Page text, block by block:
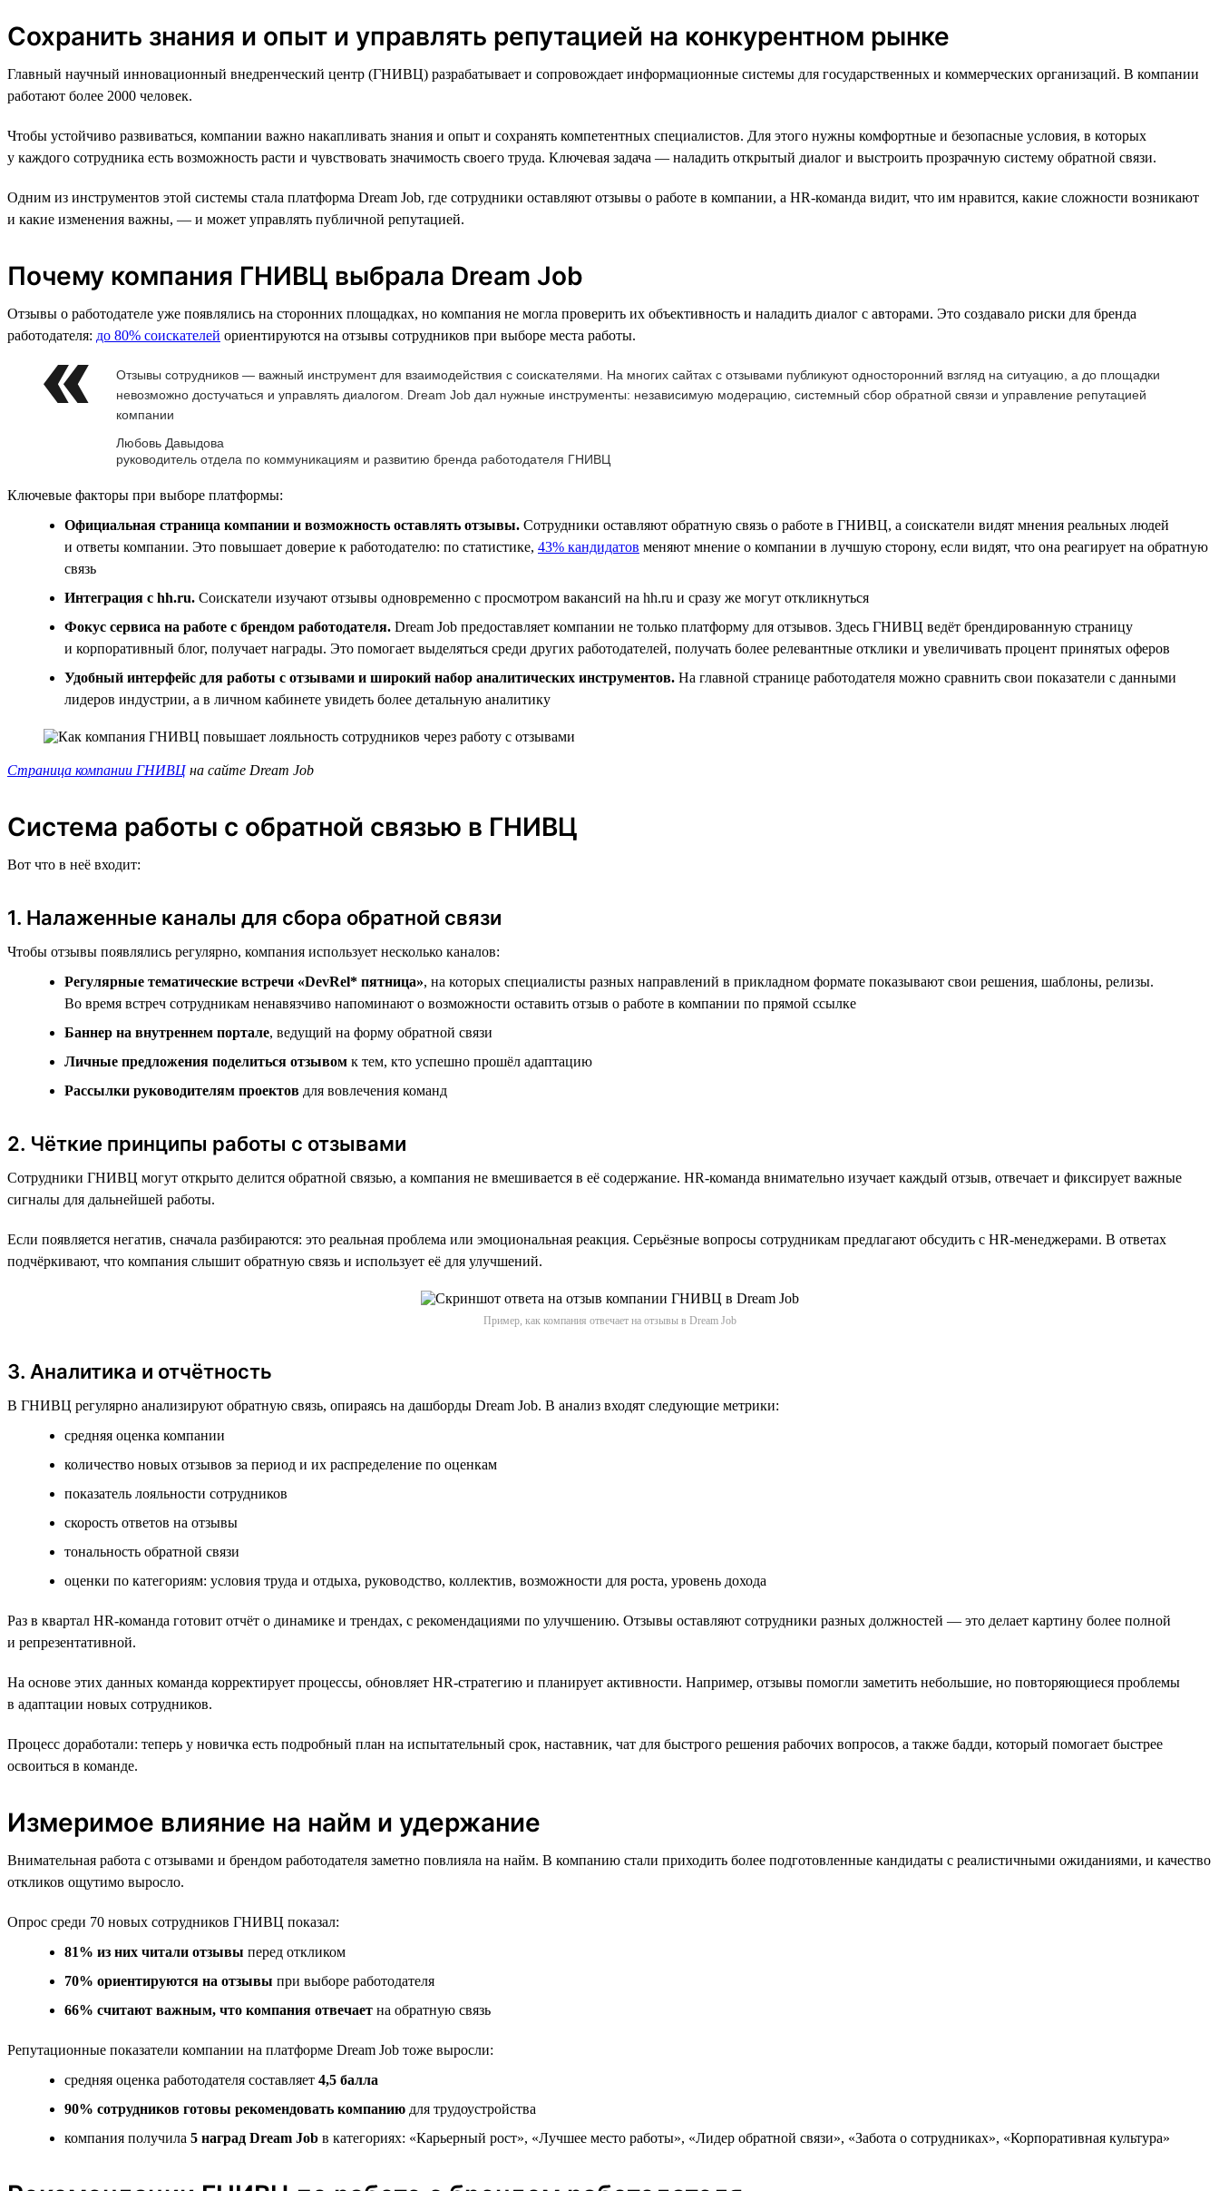
Сохранить знания и опыт и управлять репутацией на конкурентном рынке
Главный научный инновационный внедренческий центр (ГНИВЦ) разрабатывает и сопровождает информационные системы для государственных и коммерческих организаций. В компании
работают более 2000 человек.
Чтобы устойчиво развиваться, компании важно накапливать знания и опыт и сохранять компетентных специалистов. Для этого нужны комфортные и безопасные условия, в которых
у каждого сотрудника есть возможность расти и чувствовать значимость своего труда. Ключевая задача — наладить открытый диалог и выстроить прозрачную систему обратной связи.
Одним из инструментов этой системы стала платформа Dream Job, где сотрудники оставляют отзывы о работе в компании, а HR-команда видит, что им нравится, какие сложности возникают
и какие изменения важны, — и может управлять публичной репутацией.
Почему компания ГНИВЦ выбрала Dream Job
Отзывы о работодателе уже появлялись на сторонних площадках, но компания не могла проверить их объективность и наладить диалог с авторами. Это создавало риски для бренда
работодателя: до 80% соискателей ориентируются на отзывы сотрудников при выборе места работы.
Отзывы сотрудников — важный инструмент для взаимодействия с соискателями. На многих сайтах с отзывами публикуют односторонний взгляд на ситуацию, а до площадки
невозможно достучаться и управлять диалогом. Dream Job дал нужные инструменты: независимую модерацию, системный сбор обратной связи и управление репутацией
компании
Любовь Давыдова
руководитель отдела по коммуникациям и развитию бренда работодателя ГНИВЦ
Ключевые факторы при выборе платформы:
Официальная страница компании и возможность оставлять отзывы. Сотрудники оставляют обратную связь о работе в ГНИВЦ, а соискатели видят мнения реальных людей
и ответы компании. Это повышает доверие к работодателю: по статистике, 43% кандидатов меняют мнение о компании в лучшую сторону, если видят, что она реагирует на обратную
связь
Интеграция с hh.ru. Соискатели изучают отзывы одновременно с просмотром вакансий на hh.ru и сразу же могут откликнуться
Фокус сервиса на работе с брендом работодателя. Dream Job предоставляет компании не только платформу для отзывов. Здесь ГНИВЦ ведёт брендированную страницу
и корпоративный блог, получает награды. Это помогает выделяться среди других работодателей, получать более релевантные отклики и увеличивать процент принятых оферов
Удобный интерфейс для работы с отзывами и широкий набор аналитических инструментов. На главной странице работодателя можно сравнить свои показатели с данными
лидеров индустрии, а в личном кабинете увидеть более детальную аналитику
Страница компании ГНИВЦна сайте Dream Job
Система работы с обратной связью в ГНИВЦ
Вот что в неё входит:
1. Налаженные каналы для сбора обратной связи
Чтобы отзывы появлялись регулярно, компания использует несколько каналов:
Регулярные тематические встречи «DevRel* пятница», на которых специалисты разных направлений в прикладном формате показывают свои решения, шаблоны, релизы.
Во время встреч сотрудникам ненавязчиво напоминают о возможности оставить отзыв о работе в компании по прямой ссылке
Баннер на внутреннем портале, ведущий на форму обратной связи
Личные предложения поделиться отзывом к тем, кто успешно прошёл адаптацию
Рассылки руководителям проектов для вовлечения команд
2. Чёткие принципы работы с отзывами
Сотрудники ГНИВЦ могут открыто делится обратной связью, а компания не вмешивается в её содержание. HR-команда внимательно изучает каждый отзыв, отвечает и фиксирует важные
сигналы для дальнейшей работы.
Если появляется негатив, сначала разбираются: это реальная проблема или эмоциональная реакция. Серьёзные вопросы сотрудникам предлагают обсудить с HR-менеджерами. В ответах
подчёркивают, что компания слышит обратную связь и использует её для улучшений.
Пример, как компания отвечает на отзывы в Dream Job
3. Аналитика и отчётность
В ГНИВЦ регулярно анализируют обратную связь, опираясь на дашборды Dream Job. В анализ входят следующие метрики:
cредняя оценка компании
количество новых отзывов за период и их распределение по оценкам
показатель лояльности сотрудников
cкорость ответов на отзывы
тональность обратной связи
оценки по категориям: условия труда и отдыха, руководство, коллектив, возможности для роста, уровень дохода
Раз в квартал HR-команда готовит отчёт о динамике и трендах, с рекомендациями по улучшению. Отзывы оставляют сотрудники разных должностей — это делает картину более полной
и репрезентативной.
На основе этих данных команда корректирует процессы, обновляет HR-стратегию и планирует активности. Например, отзывы помогли заметить небольшие, но повторяющиеся проблемы
в адаптации новых сотрудников.
Процесс доработали: теперь у новичка есть подробный план на испытательный срок, наставник, чат для быстрого решения рабочих вопросов, а также бадди, который помогает быстрее
освоиться в команде.
Измеримое влияние на найм и удержание
Внимательная работа с отзывами и брендом работодателя заметно повлияла на найм. В компанию стали приходить более подготовленные кандидаты с реалистичными ожиданиями, и качество
откликов ощутимо выросло.
Опрос среди 70 новых сотрудников ГНИВЦ показал:
81% из них читали отзывы перед откликом
70% ориентируются на отзывы при выборе работодателя
66% считают важным, что компания отвечает на обратную связь
Репутационные показатели компании на платформе Dream Job тоже выросли:
средняя оценка работодателя составляет 4,5 балла
90% сотрудников готовы рекомендовать компанию для трудоустройства
компания получила 5 наград Dream Job в категориях: «Карьерный рост», «Лучшее место работы», «Лидер обратной связи», «Забота о сотрудниках», «Корпоративная культура»